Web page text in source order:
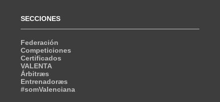
SECCIONES
Federación
Competiciones
Certificados
VALENTA
Árbitræs
Entrenadoræs
#somValenciana